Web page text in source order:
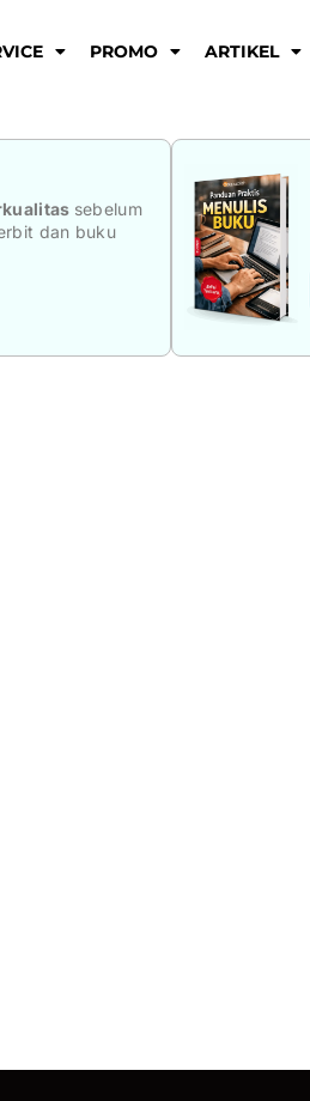
PROMO ARTIKEL
sebelum
dan buku